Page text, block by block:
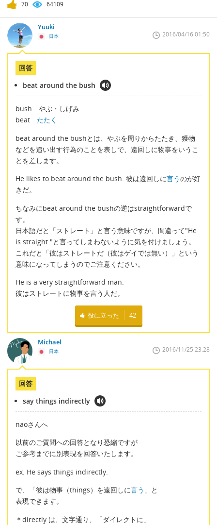
70 64109
Yuuki
日本 2016/04/16 01:50
回答
beat around the bush
bush やぶ・しげみ
beat たたく
beat around the bushとは、やぶを周りからたたき、獲物
などを追い出す行為のことを表しで、遠回しに物事をいうこ
とを差します。
He likes to beat around the bush. 彼は遠回しに言うのが好
きだ。
ちなみにbeat around the bushの逆はstraightforwardで
す。
日本語だと「ストレート」と言う意味ですが、間違って"He
is straight."と言ってしまわないように気を付けましょう。
これだと「彼はストレートだ（彼はゲイでは無い）」という
意味になってしまうのでご注意ください。
He is a very straightforward man.
彼はストレートに物事を言う人だ。
役に立った 42
Michael
日本 2016/11/25 23:28
回答
say things indirectly
naoさんへ
以前のご質問への回答となり恐縮ですが
ご参考までに別表現を回答いたします。
ex. He says things indirectly.
で、「彼は物事（things）を遠回しに言う 」と
表現できます。
＊directly は、文字通り、「ダイレクトに」